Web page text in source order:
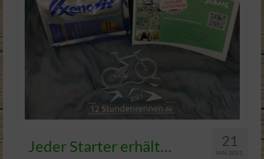
21
MAI 2021
Jeder Starter erhält…